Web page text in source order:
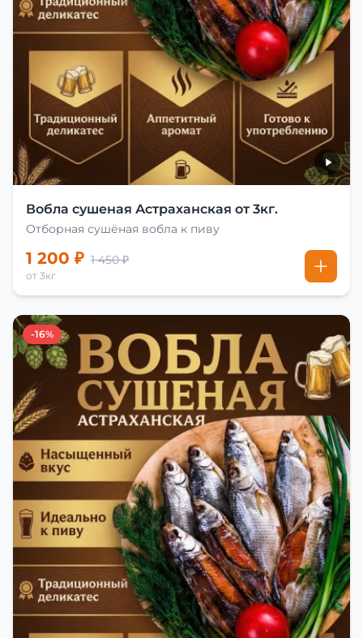
Вобла сушеная Астраханская от 3кг.
Отборная сушёная вобла к пиву
1 200 ₽ 1 450 ₽
от 3кг
-16%